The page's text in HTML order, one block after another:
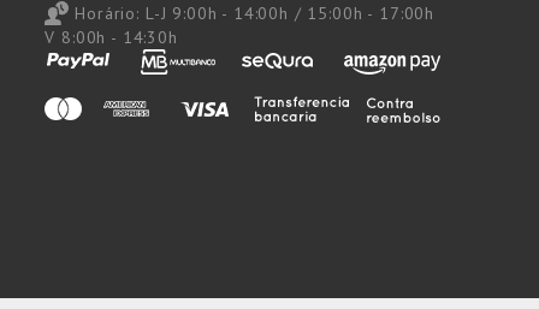
Horário: L-J 9:00h - 14:00h / 15:00h - 17:00h
V 8:00h - 14:30h